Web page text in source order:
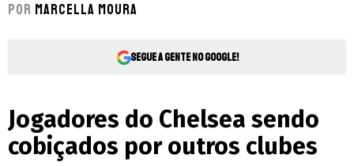
Por Marcella Moura
Segue a gente no Google!
Jogadores do Chelsea sendo
cobiçados por outros clubes